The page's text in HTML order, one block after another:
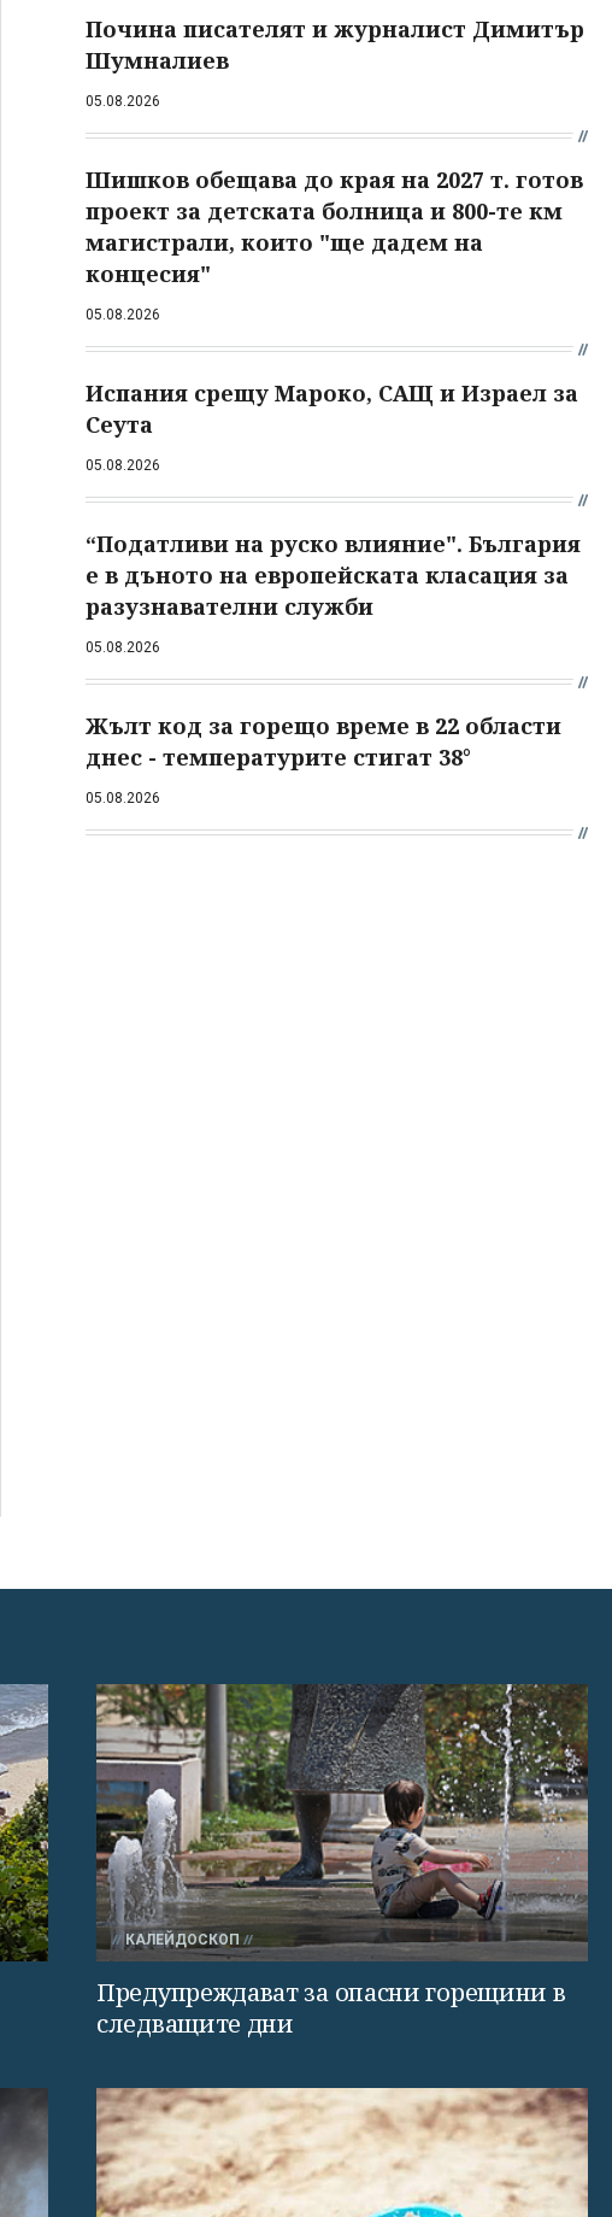
Почина писателят и журналист Димитър
Шумналиев
05.08.2026
Шишков обещава до края на 2027 т. готов
проект за детската болница и 800-те км
магистрали, които "ще дадем на
концесия"
05.08.2026
Испания срещу Мароко, САЩ и Израел за
Сеута
05.08.2026
“Податливи на руско влияние". България
е в дъното на европейската класация за
разузнавателни служби
05.08.2026
Жълт код за горещо време в 22 области
днес - температурите стигат 38°
05.08.2026
КАЛЕЙДОСКОП
Предупреждават за опасни горещини в
следващите дни